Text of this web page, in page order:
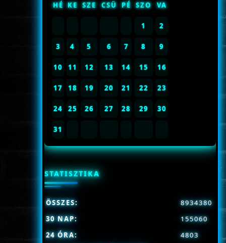
HÉ KE SZE CSÜ PÉ SZO VA
1 2
3 4 5 6 7 8 9
10 11 12 13 14 15 16
17 18 19 20 21 22 23
24 25 26 27 28 29 30
31
STATISZTIKA
ÖSSZES:
8934380
30 NAP:
155060
24 ÓRA:
4803